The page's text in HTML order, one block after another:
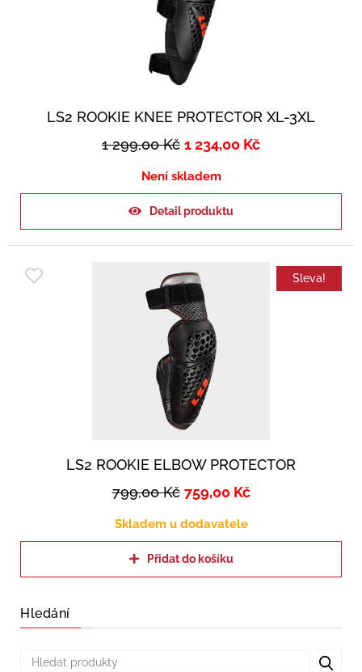
LS2 ROOKIE KNEE PROTECTOR XL-3XL
1 299,00Kč 1 234,00 Kč
Není skladem
Detail produktu
Sleva!
LS2 ROOKIE ELBOW PROTECTOR
799,00Kč 759,00 Kč
Skladem u dodavatele
Přidat do košíku
Hledání